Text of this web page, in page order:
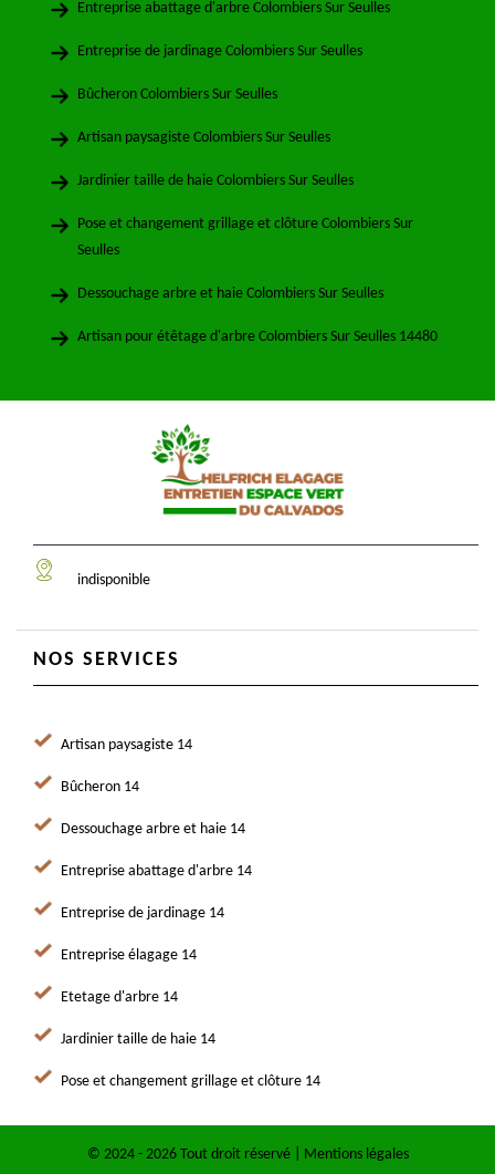
Entreprise abattage d'arbre Colombiers Sur Seulles
Entreprise de jardinage Colombiers Sur Seulles
Bûcheron Colombiers Sur Seulles
Artisan paysagiste Colombiers Sur Seulles
Jardinier taille de haie Colombiers Sur Seulles
Pose et changement grillage et clôture Colombiers Sur
Seulles
Dessouchage arbre et haie Colombiers Sur Seulles
Artisan pour étêtage d'arbre Colombiers Sur Seulles 14480
indisponible
NOS SERVICES
Artisan paysagiste 14
Bûcheron 14
Dessouchage arbre et haie 14
Entreprise abattage d'arbre 14
Entreprise de jardinage 14
Entreprise élagage 14
Etetage d'arbre 14
Jardinier taille de haie 14
Pose et changement grillage et clôture 14
© 2024 - 2026 Tout droit réservé | Mentions légales